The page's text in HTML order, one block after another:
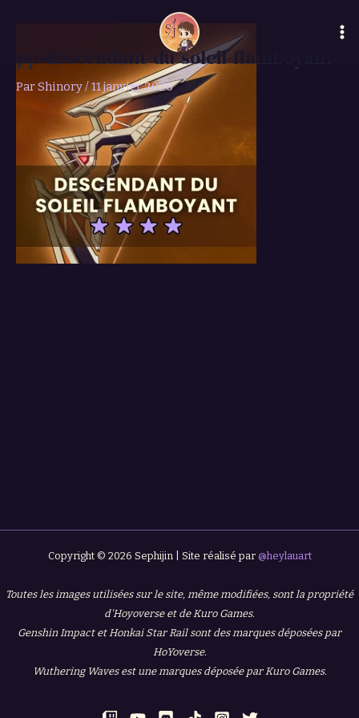
pp-descendant-du-soleil-flamboyant
ParShinory/11 janvier 2026
Copyright © 2026 Sephijin | Site réalisé par @heylauart
Toutes les images utilisées sur le site, même modifiées, sont la propriété
d'Hoyoverse et de Kuro Games.
Genshin Impact et Honkai Star Rail sont des marques déposées par
HoYoverse.
Wuthering Waves est une marques déposée par Kuro Games.